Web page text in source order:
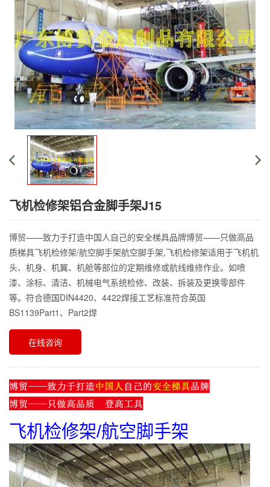
飞机检修架铝合金脚手架J15
博贸——致力于打造中国人自己的安全梯具品牌博贸——只做高品
质梯具飞机检修架/航空脚手架航空脚手架,飞机检修架适用于飞机机
头、机身、机翼、机舱等部位的定期维修或航线维修作业。如喷
漆、涂标、清洁、机械电气系统检修、改装、拆装及更换零部件
等。符合德国DIN4420、4422焊接工艺标准符合英国
BS1139Part1、Part2焊
在线咨询
飞机检修架/航空脚手架